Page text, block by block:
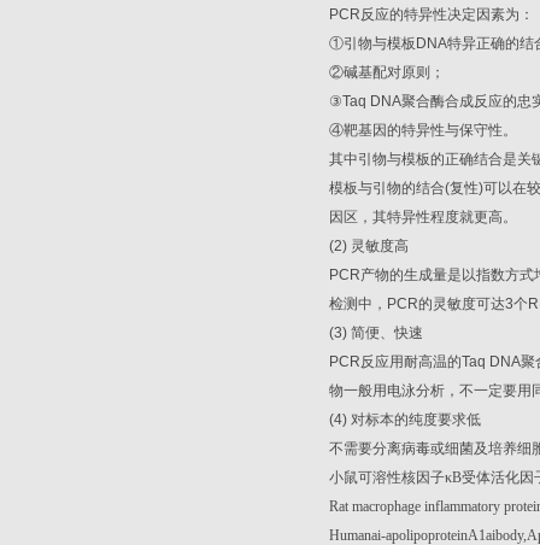
PCR反应的特异性决定因素为：
①引物与模板 DNA特异正确的结
②碱基配对原则；
③Taq DNA聚合酶合成反应的忠
④靶基因的特异性与保守性。
其中引物与模板的正确结合是关
模板与引物的结合(复性)可以在
因区，其特异性程度就更高。
(2) 灵敏度高
PCR产物的生成量是以指数方式
检测中， PCR的灵敏度可达3个
(3) 简便、快速
PCR反应用耐高温的Taq DNA聚
物一般用电泳分析，不一定要用
(4) 对标本的纯度要求低
不需要分离病毒或细菌及培养细
小鼠可溶性核因子κB受体活化因
Rat macrophage inflammatory
Humanai-